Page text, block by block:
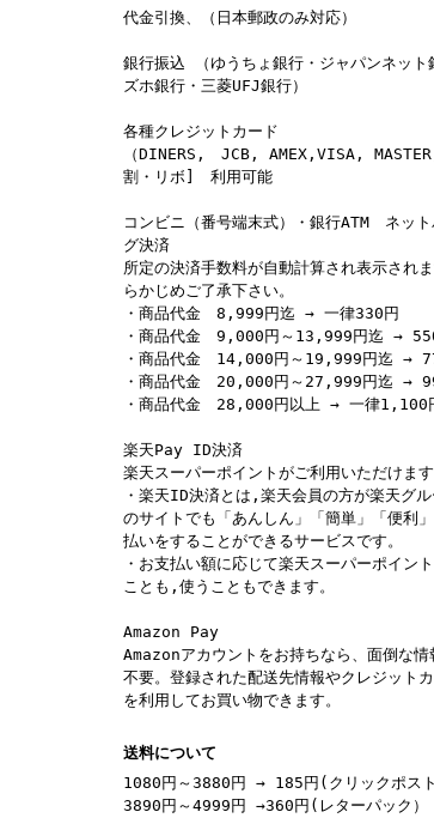
代金引換、（日本郵政のみ対応）
銀行振込 （ゆうちょ銀行・ジャパンネット
ズホ銀行・三菱UFJ銀行）
各種クレジットカード
（DINERS, JCB, AMEX,VISA,
割・リボ] 利用可能
コンビニ（番号端末式）・銀行ATM ネット
グ決済
所定の決済手数料が自動計算され表示され
らかじめご了承下さい。
・商品代金 8,999円迄 → 一律330円
・商品代金 9,000円～13,999円迄 →
・商品代金 14,000円～19,999円迄 →
・商品代金 20,000円～27,999円迄 →
・商品代金 28,000円以上 → 一律1,100
楽天Pay ID決済
楽天スーパーポイントがご利用いただけます
・楽天ID決済とは,楽天会員の方が楽天グ
のサイトでも「あんしん」「簡単」「便利
払いをすることができるサービスです。
・お支払い額に応じて楽天スーパーポイン
ことも,使うこともできます。
Amazon Pay
Amazonアカウントをお持ちなら、面倒な情
不要。登録された配送先情報やクレジット
を利用してお買い物できます。
送料について
1080円～3880円 → 185円(クリックポスト
3890円～4999円 →360円(レターパック）